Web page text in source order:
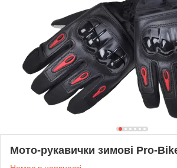
Мото-рукавички зимові Pro-